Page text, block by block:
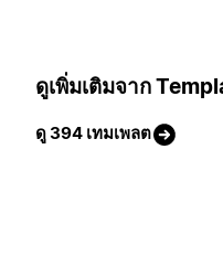
ดูเพิ่มเติมจาก
ดู 394 เทมเพลต